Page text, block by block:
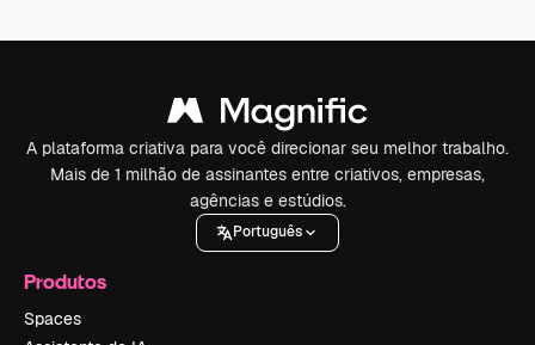
A plataforma criativa para você direcionar seu melhor trabalho.
Mais de 1 milhão de assinantes entre criativos, empresas,
agências e estúdios.
Português
Produtos
Spaces